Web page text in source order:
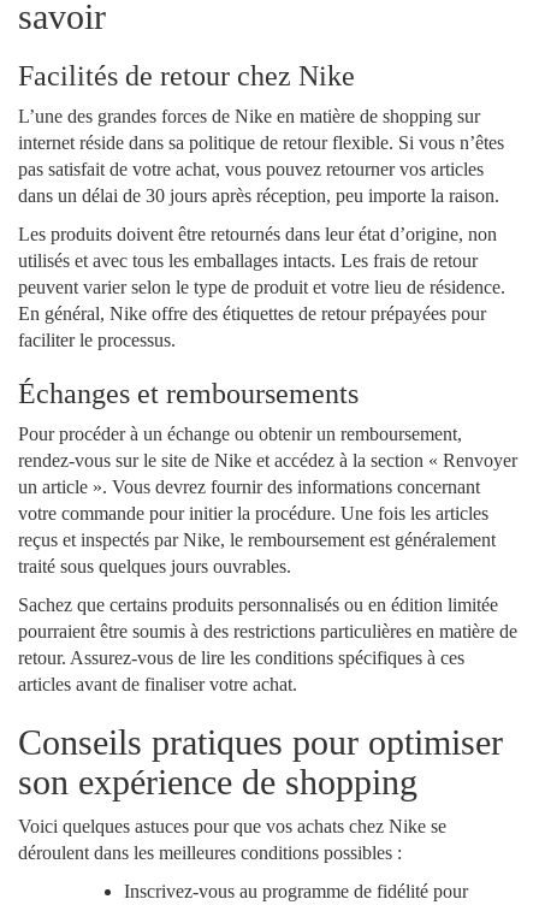
savoir
Facilités de retour chez Nike
L’une des grandes forces de Nike en matière de shopping sur
internet réside dans sa politique de retour flexible. Si vous n’êtes
pas satisfait de votre achat, vous pouvez retourner vos articles
dans un délai de 30 jours après réception, peu importe la raison.
Les produits doivent être retournés dans leur état d’origine, non
utilisés et avec tous les emballages intacts. Les frais de retour
peuvent varier selon le type de produit et votre lieu de résidence.
En général, Nike offre des étiquettes de retour prépayées pour
faciliter le processus.
Échanges et remboursements
Pour procéder à un échange ou obtenir un remboursement,
rendez-vous sur le site de Nike et accédez à la section « Renvoyer
un article ». Vous devrez fournir des informations concernant
votre commande pour initier la procédure. Une fois les articles
reçus et inspectés par Nike, le remboursement est généralement
traité sous quelques jours ouvrables.
Sachez que certains produits personnalisés ou en édition limitée
pourraient être soumis à des restrictions particulières en matière de
retour. Assurez-vous de lire les conditions spécifiques à ces
articles avant de finaliser votre achat.
Conseils pratiques pour optimiser
son expérience de shopping
Voici quelques astuces pour que vos achats chez Nike se
déroulent dans les meilleures conditions possibles :
Inscrivez-vous au programme de fidélité pour